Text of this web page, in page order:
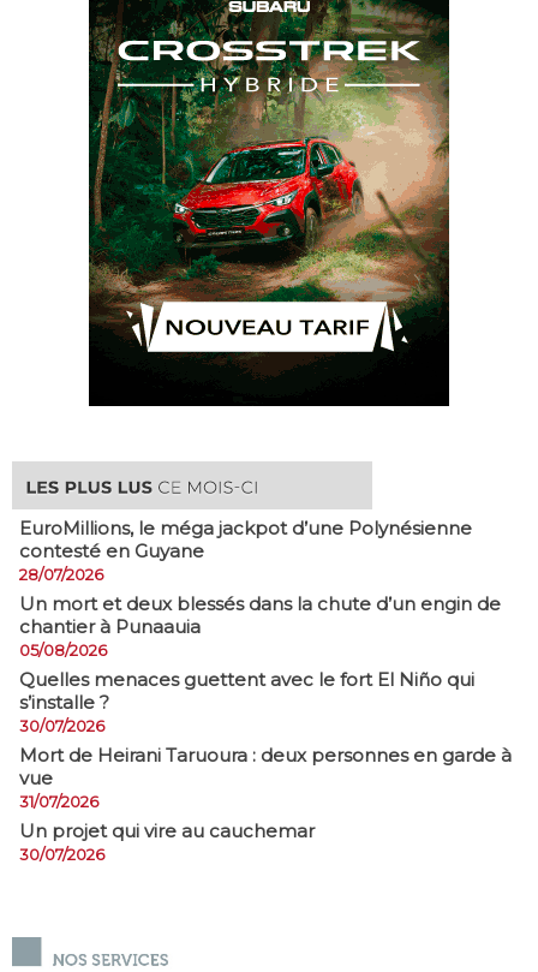
EuroMillions, ​le méga jackpot d’une Polynésienne
contesté en Guyane
28/07/2026
​Un mort et deux blessés dans la chute d’un engin de
chantier à Punaauia
05/08/2026
Quelles menaces guettent avec le fort El Niño qui
s’installe ?
30/07/2026
Mort de Heirani Taruoura : deux personnes en garde à
vue
31/07/2026
Un projet qui vire au cauchemar
30/07/2026